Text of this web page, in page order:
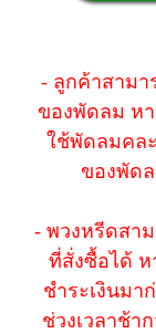
- ลูกค้าสามา
ของพัดลม ห
ใช้พัดลมคล
ของพัด
- พวงหรีดสา
ที่สั่งซื้อได้ ห
ชำระเงินมา
ช่วงเวลาช้า